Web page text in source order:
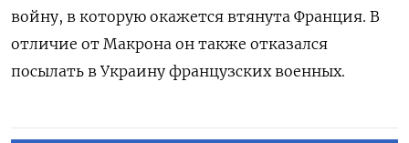
войну, в которую окажется втянута Франция. В
отличие от Макрона он также отказался
посылать в Украину французских военных.